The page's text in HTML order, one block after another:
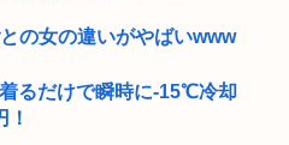
の女の違いがやばいwww
るだけで瞬時に-15℃冷却